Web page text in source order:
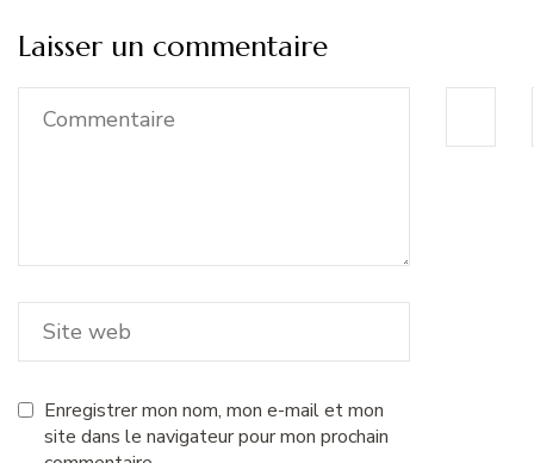
Laisser un commentaire
Enregistrer mon nom, mon e-mail et mon
site dans le navigateur pour mon prochain